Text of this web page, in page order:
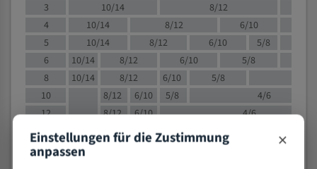
3
10/14 8/12
4
10/14 8/12 6/10
5
10/14 8/12 6/10
5/8
6
10/14 8/12 6/10
5/8
8
10/14 8/12 6/10 5/8
10
8/12 6/10 5/8
4/6
12
8/12 6/10
4/6
15
8/12 6/10
4/5
20
Einstellungen für die Zustimmung
anpassen ×